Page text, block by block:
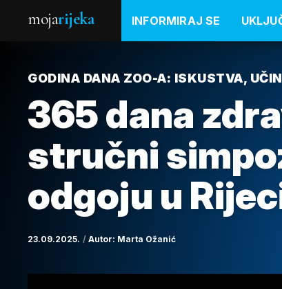
mojarijeka INFORMIRAJ SE
GODINA DANA ZOO-A: ISKUSTVA,
365 dana
stručni
odgoju u
23.09.2025. Autor: Marta Ožanić